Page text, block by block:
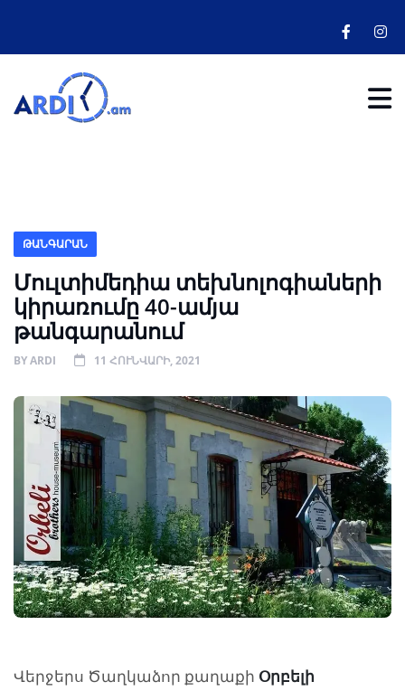
ԹԱՆԳԱՐԱՆ
Մուլտիմեդիա տեխնոլոգիաների
կիրառումը 40-ամյա
թանգարանում
BYARDI 11 ՀՈՒՆՎԱՐԻ, 2021
Վերջերս Ծաղկաձոր քաղաքի Օրբելի